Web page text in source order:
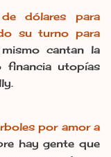
dólares para
su turno para
cantan la
financia utopías
por amor a
hay gente que